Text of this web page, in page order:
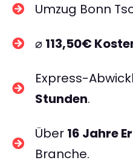
Umzug Bonn
⌀ 113,50€
Express-
Stunden.
Über 16 Jahre
Branche.